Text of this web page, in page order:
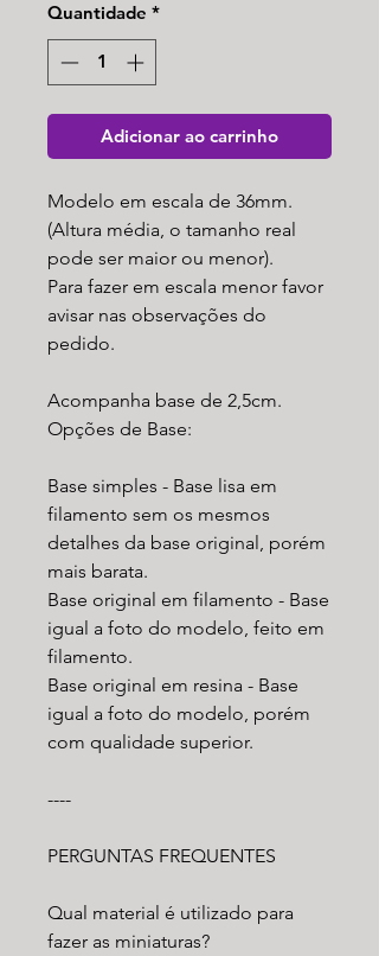
Quantidade *
Adicionar ao carrinho
Modelo em escala de 36mm.
(Altura média, o tamanho real
pode ser maior ou menor).
Para fazer em escala menor favor
avisar nas observações do
pedido.
Acompanha base de 2,5cm.
Opções de Base:
Base simples - Base lisa em
filamento sem os mesmos
detalhes da base original, porém
mais barata.
Base original em filamento - Base
igual a foto do modelo, feito em
filamento.
Base original em resina - Base
igual a foto do modelo, porém
com qualidade superior.
----
PERGUNTAS FREQUENTES
Qual material é utilizado para
fazer as miniaturas?